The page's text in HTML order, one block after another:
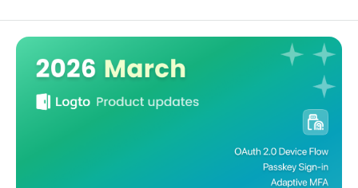
Обновления продукта Logto